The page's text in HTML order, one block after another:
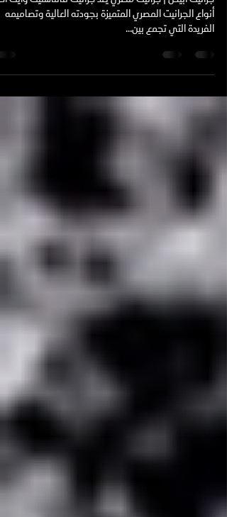
أبيض | جرانيت مصري | ترابيع –
بلوكات
أنواع الجرانيت المصري المتميزة بجودته العالية وتصاميمه